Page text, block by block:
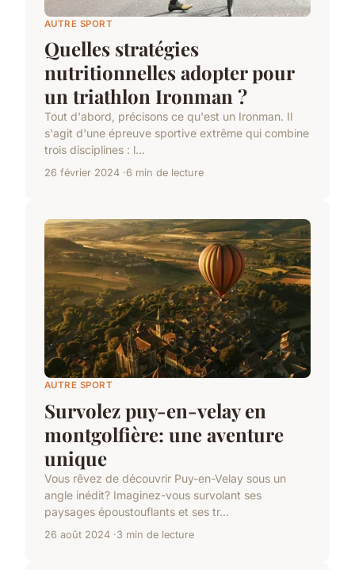
AUTRE SPORT
Quelles stratégies
nutritionnelles adopter pour
un triathlon Ironman ?
Tout d'abord, précisons ce qu'est un Ironman. Il
s'agit d'une épreuve sportive extrême qui combine
trois disciplines : l...
26 février 2024 6 min de lecture
AUTRE SPORT
Survolez puy-en-velay en
montgolfière: une aventure
unique
Vous rêvez de découvrir Puy-en-Velay sous un
angle inédit? Imaginez-vous survolant ses
paysages époustouflants et ses tr...
26 août 2024 3 min de lecture